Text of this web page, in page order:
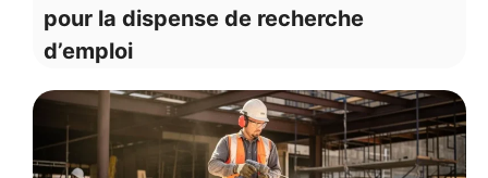
pour la dispense de recherche
d’emploi